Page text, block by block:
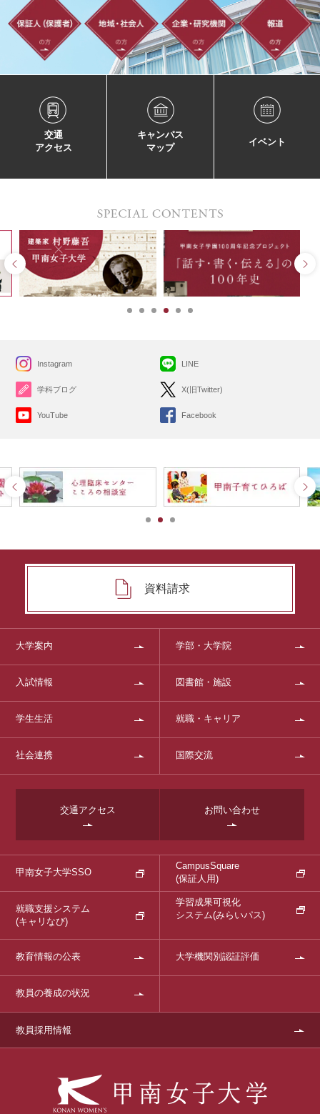
交通
アクセス
キャンパス
マップ
イベント
Instagram
学科ブログ
YouTube
LINE
X(旧Twitter)
Facebook
資料請求
大学案内 学部・大学院
入試情報 図書館・施設
学生生活 就職・キャリア
社会連携 国際交流
交通アクセス お問い合わせ
甲南女子大学SSO
CampusSquare
(保証人用)
就職支援システム
(キャリなび)
学習成果可視化
システム(みらいパス)
教育情報の公表 大学機関別認証評価
教員の養成の状況
教員採用情報